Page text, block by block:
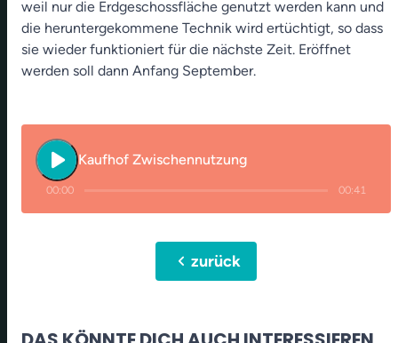
weil nur die Erdgeschossfläche genutzt werden kann und
die heruntergekommene Technik wird ertüchtigt, so dass
sie wieder funktioniert für die nächste Zeit. Eröffnet
werden soll dann Anfang September.
play_arrow Kaufhof Zwischennutzung
00:00 00:41
chevron_leftzurück